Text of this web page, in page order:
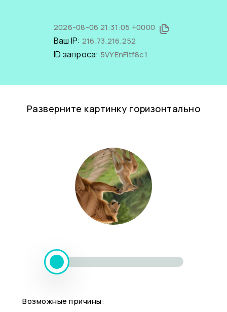
2026-08-06 21:31:05 +0000
Ваш IP: 216.73.216.252
ID запроса: 5VYEnFitf8c1
Разверните картинку горизонтально
Возможные причины: